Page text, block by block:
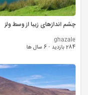
چشم اندازهای زیبا از وسط ولز
ghazale
284 بازدید
· 6 سال ها